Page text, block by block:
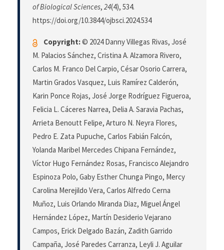
of Biological Sciences, 24(4), 534.
https://doi.org/10.3844/ojbsci.2024.534
Copyright:© 2024 Danny Villegas Rivas, José
M. Palacios Sánchez, Cristina A. Alzamora Rivero,
Carlos M. Franco Del Carpio, César Osorio Carrera,
Martin Grados Vasquez, Luis Ramírez Calderón,
Karin Ponce Rojas, José Jorge Rodríguez Figueroa,
Felicia L. Cáceres Narrea, Delia A. Saravia Pachas,
Arrieta Benoutt Felipe, Arturo N. Neyra Flores,
Pedro E. Zata Pupuche, Carlos Fabián Falcón,
Yolanda Maribel Mercedes Chipana Fernández,
Víctor Hugo Fernández Rosas, Francisco Alejandro
Espinoza Polo, Gaby Esther Chunga Pingo, Mercy
Carolina Merejildo Vera, Carlos Alfredo Cerna
Muñoz, Luis Orlando Miranda Diaz, Miguel Ángel
Hernández López, Martín Desiderio Vejarano
Campos, Erick Delgado Bazán, Zadith Garrido
Campaña, José Paredes Carranza, Leyli J. Aguilar